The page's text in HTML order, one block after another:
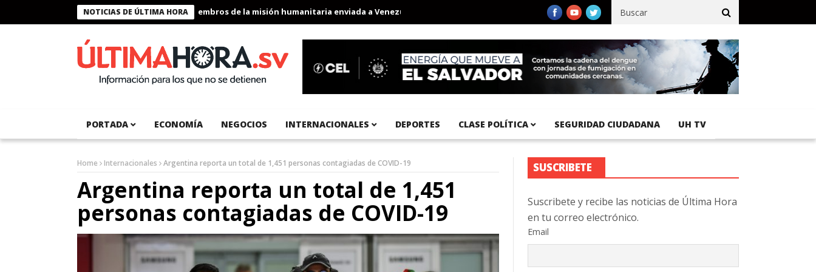
NOTICIAS DE ÚLTIMA HORA
Presidente Bukele condecora a miembros de la misión humanitaria enviada a Venezuela Aeropuerto Internacional del Pacífico registra 92 % de avance en obras de terracería
PORTADA ECONOMÍA NEGOCIOS INTERNACIONALES DEPORTES CLASE POLÍTICA SEGURIDAD CIUDADANA UH TV
Home Internacionales Argentina reporta un total de 1,451 personas contagiadas de COVID-19
Argentina reporta un total de 1,451
personas contagiadas de COVID-19
SUSCRIBETE
Suscribete y recibe las noticias de Última Hora
en tu correo electrónico.
Email